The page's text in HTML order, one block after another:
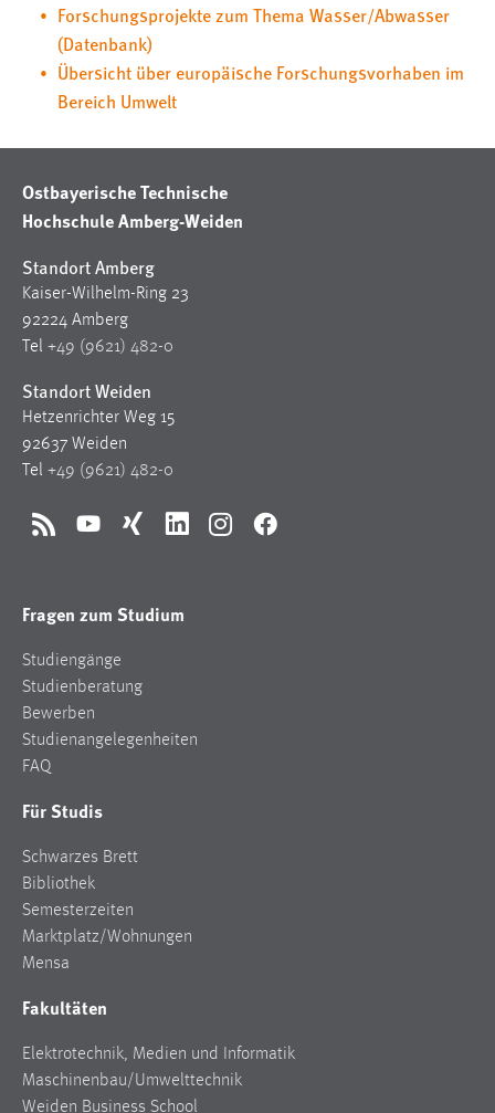
Forschungsprojekte zum Thema Wasser/Abwasser
(Datenbank)
Übersicht über europäische Forschungsvorhaben im
Bereich Umwelt
Ostbayerische Technische
Hochschule Amberg-Weiden
Standort Amberg
Kaiser-Wilhelm-Ring 23
92224 Amberg
Tel +49 (9621) 482-0
Standort Weiden
Hetzenrichter Weg 15
92637 Weiden
Tel +49 (9621) 482-0
RSS YouTubeXing LinkedInInstagramFacebook
Fragen zum Studium
Studiengänge
Studienberatung
Bewerben
Studienangelegenheiten
FAQ
Für Studis
Schwarzes Brett
Bibliothek
Semesterzeiten
Marktplatz/Wohnungen
Mensa
Fakultäten
Elektrotechnik, Medien und Informatik
Maschinenbau/Umwelttechnik
Weiden Business School
Zweck:
Dieser Cookie speichert die ausgewählten Einverständnis-
Optionen des Benutzers
Performance
staticfilecache
Zweck:
Für performante Seitenauslieferung wird in diesem Cookie
Sprachpräferenz
Name:
Zweck:
30 Tage
Chat
Name:
Zweck:
Cookie Laufzeit:
MibewSessionID, mibew-chat-frame-style-
5e9dbeb1811c0446 = Sitzungslaufzeit, mibew_locale = 3
Login
Name:
fe_user, be_user, be_lastLoginProvider